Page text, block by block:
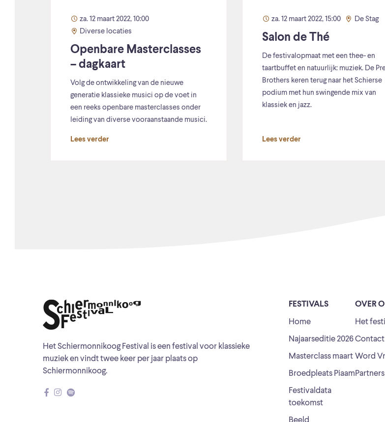
za. 12 maart 2022, 10:00
Diverse locaties
Openbare Masterclasses
– dagkaart
Volg de ontwikkeling van de nieuwe
generatie klassieke musici op de voet in
een reeks openbare masterclasses onder
leiding van diverse vooraanstaande musici.
Lees verder
za. 12 maart 2022, 15:00 De Stag
Salon de Thé
De festivalopmaat met een thee- en
taartbuffet en natuurlijk: muziek. De
Brothers keren terug naar het Schierse
podium met hun swingende mix van
klassiek en jazz.
Lees verder
Het Schiermonnikoog Festival is een festival voor klassieke
muziek en vindt twee keer per jaar plaats op
Schiermonnikoog.
FESTIVALS
Home
Najaarseditie 2026
Masterclass maart
Broedpleats Piaam
Festivaldata
toekomst
Beeld
OVER
Het
Contact
Word
Partners